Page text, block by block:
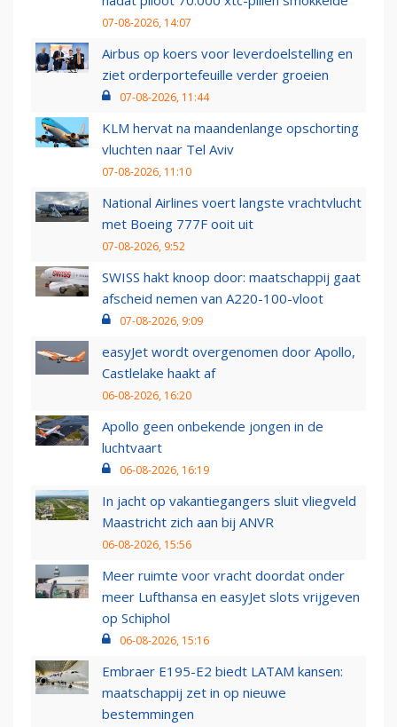
07-08-2026, 14:07
Airbus op koers voor leverdoelstelling en
ziet orderportefeuille verder groeien
07-08-2026, 11:44
KLM hervat na maandenlange opschorting
vluchten naar Tel Aviv
07-08-2026, 11:10
National Airlines voert langste vrachtvlucht
met Boeing 777F ooit uit
07-08-2026, 9:52
SWISS hakt knoop door: maatschappij gaat
afscheid nemen van A220-100-vloot
07-08-2026, 9:09
easyJet wordt overgenomen door Apollo,
Castlelake haakt af
06-08-2026, 16:20
Apollo geen onbekende jongen in de
luchtvaart
06-08-2026, 16:19
In jacht op vakantiegangers sluit vliegveld
Maastricht zich aan bij ANVR
06-08-2026, 15:56
Meer ruimte voor vracht doordat onder
meer Lufthansa en easyJet slots vrijgeven
op Schiphol
06-08-2026, 15:16
Embraer E195-E2 biedt LATAM kansen:
maatschappij zet in op nieuwe
bestemmingen